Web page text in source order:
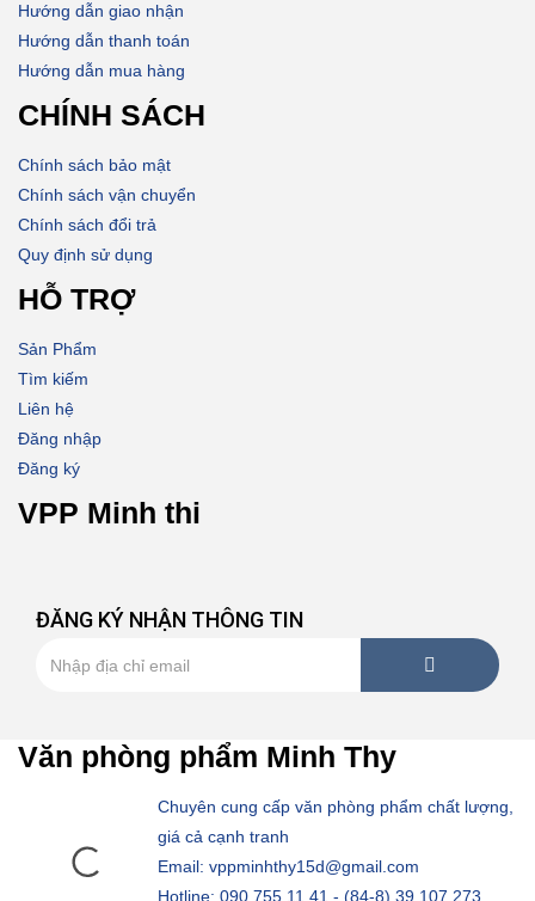
Hướng dẫn giao nhận
Hướng dẫn thanh toán
Hướng dẫn mua hàng
CHÍNH SÁCH
Chính sách bảo mật
Chính sách vận chuyển
Chính sách đổi trả
Quy định sử dụng
HỖ TRỢ
Sản Phẩm
Tìm kiếm
Liên hệ
Đăng nhập
Đăng ký
VPP Minh thi
ĐĂNG KÝ NHẬN THÔNG TIN
Văn phòng phẩm Minh Thy
Chuyên cung cấp văn phòng phẩm chất lượng,
giá cả cạnh tranh
Email: vppminhthy15d@gmail.com
Hotline: 090 755 11 41 - (84-8) 39 107 273